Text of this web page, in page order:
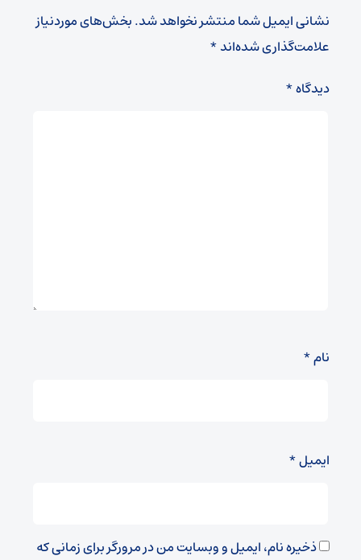
نشانی ایمیل شما منتشر نخواهد شد.بخش‌های موردنیاز
علامت‌گذاری شده‌اند*
دیدگاه*
نام*
ایمیل*
ذخیره نام، ایمیل و وبسایت من در مرورگر برای زمانی که